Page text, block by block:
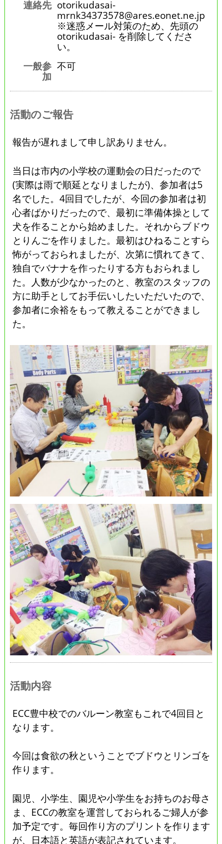
連絡先 otorikudasai-
mrnk34373578@ares.eonet.ne.jp
※迷惑メール対策のため、先頭の
otorikudasai- を削除してくださ
い。
一般参
加
不可
活動のご報告
報告が遅れまして申し訳ありません。
当日は市内の小学校の運動会の日だったので
(実際は雨で順延となりましたが)、参加者は5
名でした。4回目でしたが、今回の参加者は初
心者ばかりだったので、最初に準備体操として
犬を作ることから始めました。それからブドウ
とりんごを作りました。最初はひねることすら
怖がっておられましたが、次第に慣れてきて、
独自でバナナを作ったりする方もおられまし
た。人数が少なかったのと、教室のスタッフの
方に助手としてお手伝いしたいただいたので、
参加者に余裕をもって教えることができまし
た。
活動内容
ECC豊中校でのバルーン教室もこれで4回目と
なります。
今回は食欲の秋ということでブドウとリンゴを
作ります。
園児、小学生、園児や小学生をお持ちのお母さ
ま、ECCの教室を運営しておられるご婦人が参
加予定です。毎回作り方のプリントを作ります
が、日本語と英語が表記されています。